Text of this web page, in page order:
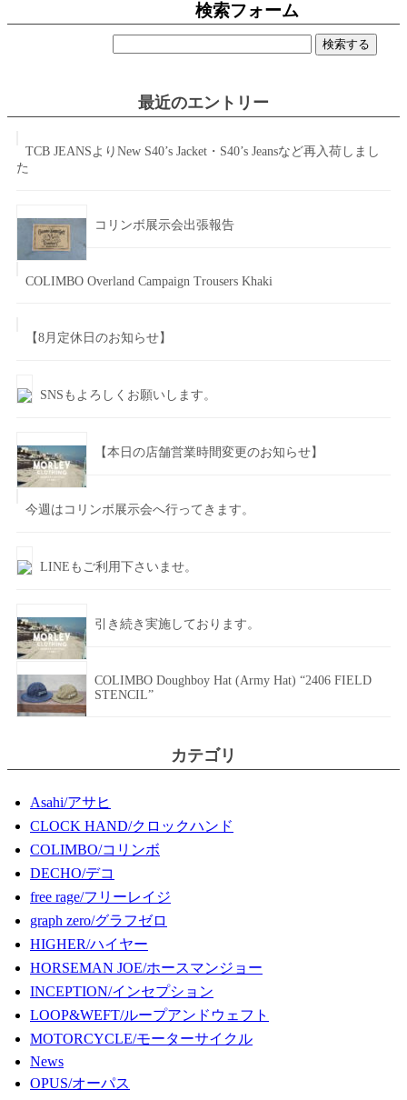
検索フォーム
最近のエントリー
TCB JEANSよりNew S40’s Jacket・S40’s Jeansなど再入荷しまし
た
コリンボ展示会出張報告
COLIMBO Overland Campaign Trousers Khaki
【8月定休日のお知らせ】
SNSもよろしくお願いします。
【本日の店舗営業時間変更のお知らせ】
今週はコリンボ展示会へ行ってきます。
LINEもご利用下さいませ。
引き続き実施しております。
COLIMBO Doughboy Hat (Army Hat) “2406 FIELD
STENCIL”
カテゴリ
Asahi/アサヒ
CLOCK HAND/クロックハンド
COLIMBO/コリンボ
DECHO/デコ
free rage/フリーレイジ
graph zero/グラフゼロ
HIGHER/ハイヤー
HORSEMAN JOE/ホースマンジョー
INCEPTION/インセプション
LOOP&WEFT/ループアンドウェフト
MOTORCYCLE/モーターサイクル
News
OPUS/オーパス